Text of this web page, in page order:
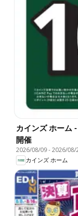
カインズ ホーム
開催
2026/08/09-2026/08/
カインズ ホーム